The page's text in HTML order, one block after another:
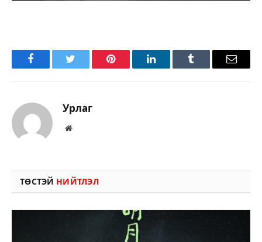
FacebookTwitter Pinterest LinkedInTumblr Имэйл
Урлаг
Вэбсайт
ТӨСТЭЙ НИЙТЛЭЛ